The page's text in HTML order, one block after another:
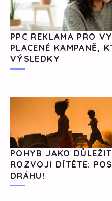
PPC REKLAMA PRO
PLACENÉ KAMPANĚ,
VÝSLEDKY
POHYB JAKO
ROZVOJI DÍTĚTE:
DRÁHU!